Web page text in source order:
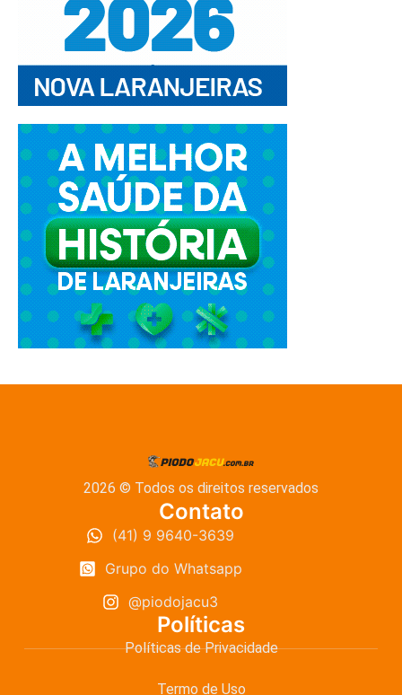
2026 © Todos os direitos reservados
Contato
(41) 9 9640-3639
Grupo do Whatsapp
@piodojacu3
Políticas
Políticas de Privacidade
Termo de Uso